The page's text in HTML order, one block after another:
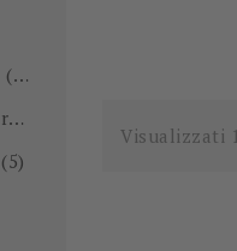
(26)
Salute e benessere
(5)
Visualizzati